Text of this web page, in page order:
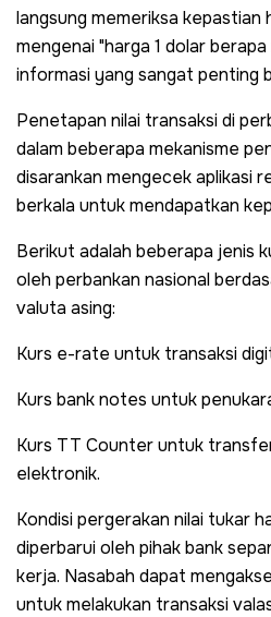
langsung memeriksa kepastian
mengenai "harga 1 dolar
informasi yang sangat penting
Penetapan nilai transaksi di
dalam beberapa mekanisme
disarankan mengecek aplikasi
berkala untuk mendapatkan
Berikut adalah beberapa jenis
oleh perbankan nasional
valuta asing:
Kurs e-rate untuk transaksi
Kurs bank notes untuk
Kurs TT Counter untuk
elektronik.
Kondisi pergerakan nilai tukar
diperbarui oleh pihak bank
kerja. Nasabah dapat
untuk melakukan transaksi